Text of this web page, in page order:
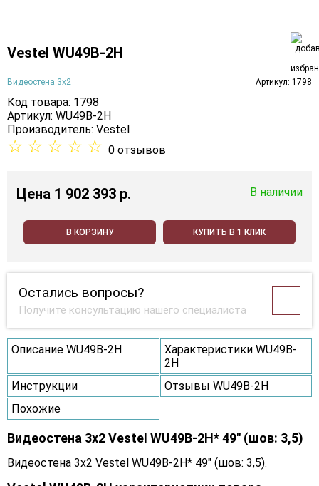
Vestel WU49B-2H
Видеостена 3х2 Артикул: 1798
Код товара: 1798
Артикул: WU49B-2H
Производитель: Vestel
☆ ☆ ☆ ☆ ☆ 0 отзывов
Цена 1 902 393 p. В наличии
В КОРЗИНУ КУПИТЬ В 1 КЛИК
Остались вопросы?
Получите консультацию нашего специалиста
Описание WU49B-2H
Характеристики WU49B-
2H
Инструкции
Отзывы WU49B-2H
Похожие
Видеостена 3x2 Vestel WU49B-2H* 49" (шов: 3,5)
Видеостена 3x2 Vestel WU49B-2H* 49" (шов: 3,5).